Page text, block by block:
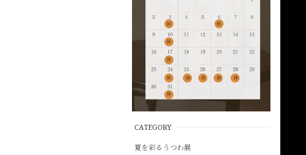
CATEGORY
夏を彩るうつわ展